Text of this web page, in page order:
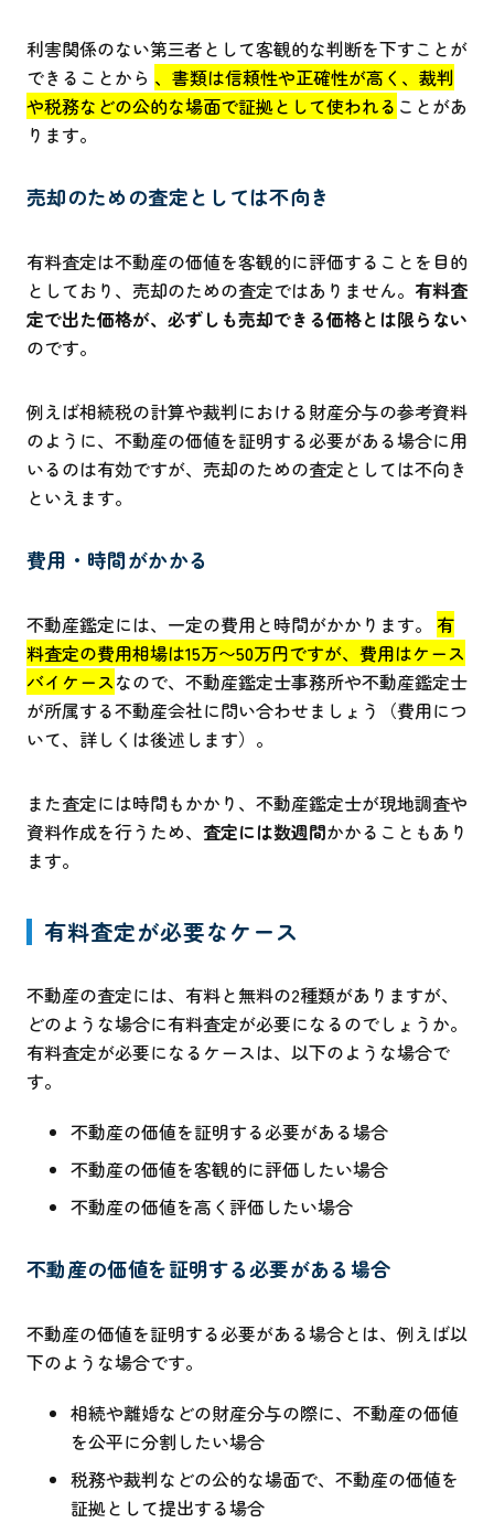
利害関係のない第三者として客観的な判断を下すことが
できることから 、書類は信頼性や正確性が高く、裁判
や税務などの公的な場面で証拠として使われる ことがあ
ります。
売却のための査定としては不向き
有料査定は不動産の価値を客観的に評価することを目的
としており、売却のための査定ではありません。 有料査
定で出た価格が、必ずしも売却できる価格とは限らない
のです。
例えば相続税の計算や裁判における財産分与の参考資料
のように、不動産の価値を証明する必要がある場合に用
いるのは有効ですが、売却のための査定としては不向き
といえます。
費用・時間がかかる
不動産鑑定には、一定の費用と時間がかかります。 有
料査定の費用相場は15万〜50万円ですが、費用はケース
バイケースなので、不動産鑑定士事務所や不動産鑑定士
が所属する不動産会社に問い合わせましょう（費用につ
いて、詳しくは後述します）。
また査定には時間もかかり、不動産鑑定士が現地調査や
資料作成を行うため、 査定には数週間かかることもあり
ます。
有料査定が必要なケース
不動産の査定には、有料と無料の2種類がありますが、
どのような場合に有料査定が必要になるのでしょうか。
有料査定が必要になるケースは、以下のような場合で
す。
不動産の価値を証明する必要がある場合
不動産の価値を客観的に評価したい場合
不動産の価値を高く評価したい場合
不動産の価値を証明する必要がある場合
不動産の価値を証明する必要がある場合とは、例えば以
下のような場合です。
相続や離婚などの財産分与の際に、不動産の価値
を公平に分割したい場合
税務や裁判などの公的な場面で、不動産の価値を
証拠として提出する場合